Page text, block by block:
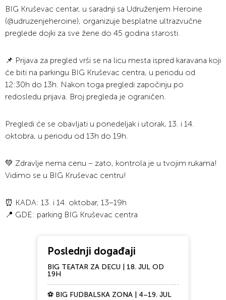
BIG Kruševac centar, u saradnji sa Udruženjem Heroine
(@udruzenjeheroine), organizuje besplatne ultrazvučne
preglede dojki za sve žene do 45 godina starosti.
📌 Prijava za pregled vrši se na licu mesta ispred karavana koji
će biti na parkingu BIG Kruševac centra, u periodu od
12:30h do 13h. Nakon toga pregledi započinju po
redosledu prijava. Broj pregleda je ograničen.
Pregledi će se obavljati u ponedeljak i utorak, 13. i 14.
oktobra, u periodu od 13h do 19h.
💚 Zdravlje nema cenu – zato, kontrola je u tvojim rukama!
Vidimo se u BIG Kruševac centru!
⏰ KADA: 13. i 14. oktobar, 13–19h
📍 GDE: parking BIG Kruševac centra
Poslednji događaji
BIG TEATAR ZA DECU | 18. JUL OD
19H
⚽ BIG FUDBALSKA ZONA | 4–19. JUL